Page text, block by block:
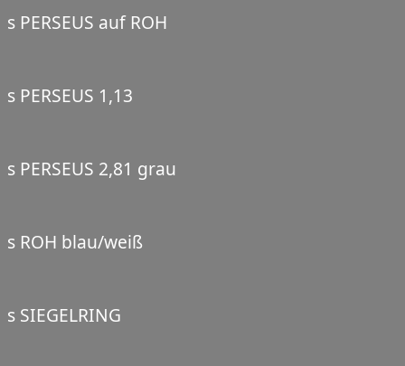
s PERSEUS auf ROH
s PERSEUS 1,13
s PERSEUS 2,81 grau
s ROH blau/weiß
s SIEGELRING